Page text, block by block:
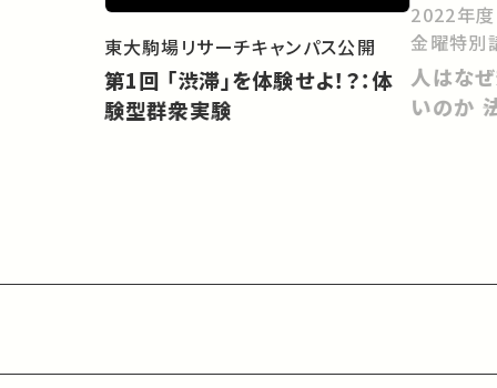
東大駒場リサーチキャンパス公開
第1回 「渋滞」を体験せよ！？：体
験型群衆実験
2022年度
金曜特別
人はな
いのか